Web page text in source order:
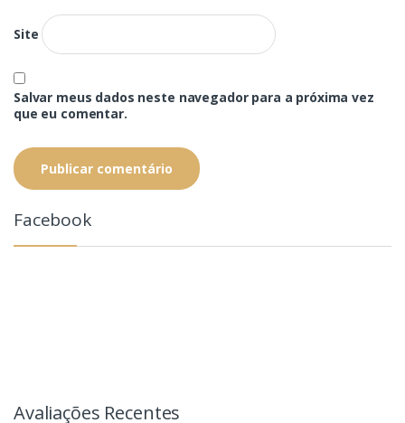
Site
Salvar meus dados neste navegador para a próxima vez
que eu comentar.
Facebook
Avaliações Recentes